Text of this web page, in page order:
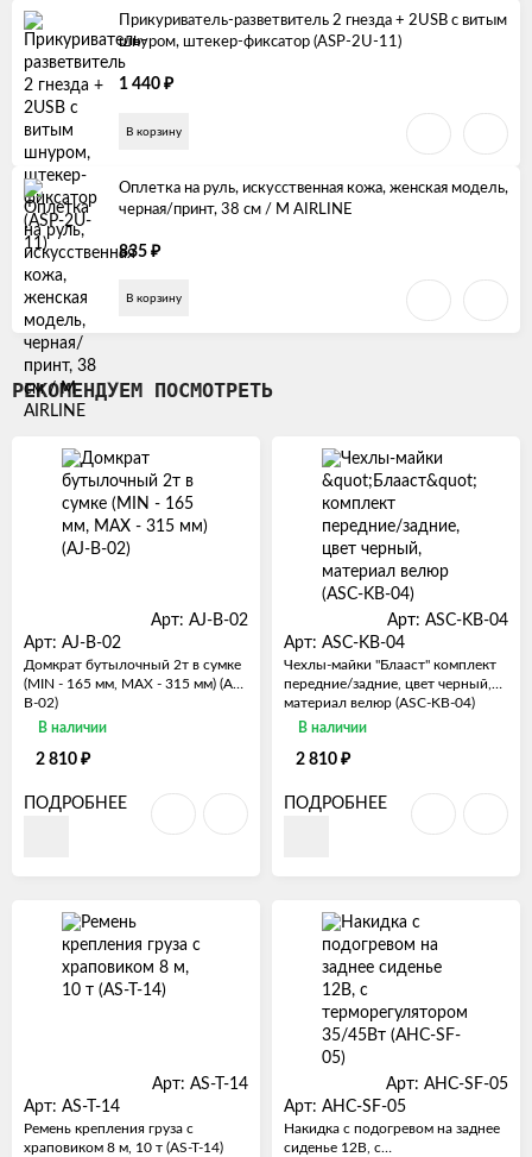
Прикуриватель-разветвитель 2 гнезда + 2USB с витым
шнуром, штекер-фиксатор (ASP-2U-11)
1 440 ₽
В корзину
Оплетка на руль, искусственная кожа, женская модель,
черная/принт, 38 см / M AIRLINE
835 ₽
В корзину
РЕКОМЕНДУЕМ ПОСМОТРЕТЬ
Арт: AJ-B-02
Арт: AJ-B-02
Домкрат бутылочный 2т в сумке
(MIN - 165 мм, MAX - 315 мм) (AJ-
B-02)
В наличии
2 810 ₽
ПОДРОБНЕЕ
Арт: ASC-KB-04
Арт: ASC-KB-04
Чехлы-майки "Блааст" комплект
передние/задние, цвет черный,
материал велюр (ASC-KB-04)
В наличии
2 810 ₽
ПОДРОБНЕЕ
Арт: AS-T-14
Арт: AS-T-14
Ремень крепления груза с
храповиком 8 м, 10 т (AS-T-14)
Арт: AHC-SF-05
Арт: AHC-SF-05
Накидка с подогревом на заднее
сиденье 12В, с